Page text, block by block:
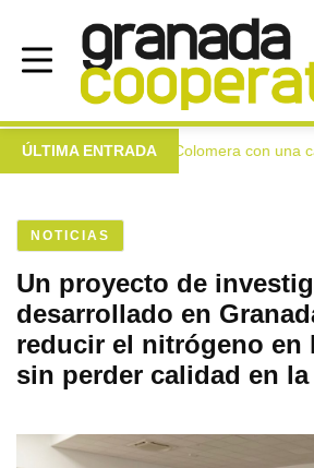
ÚLTIMA ENTRADA
las mujeres de Colomera con una cata
NOTICIAS
Un proyecto de
desarrollado en
reducir el nitrógeno en
sin perder calidad en